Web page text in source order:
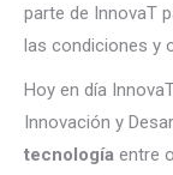
parte de InnovaT
las condiciones y
Hoy en día
Innovación y
tecnología entre